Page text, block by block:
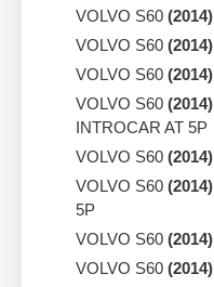
VOLVO S60 (2014)
VOLVO S60 (2014)
VOLVO S60 (2014)
VOLVO S60 (2014)
INTROCAR AT 5P
VOLVO S60 (2014)
VOLVO S60 (2014)
5P
VOLVO S60 (2014)
VOLVO S60 (2014)